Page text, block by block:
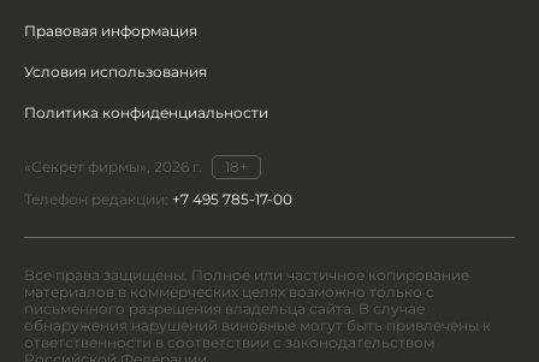
Правовая информация
Условия использования
Политика конфиденциальности
«Секрет фирмы», 2026 г.
18+
Телефон редакции: +7 495 785-17-00
Все права защищены. Полное или частичное копирование
материалов в коммерческих целях возможно только с
письменного разрешения владельца сайта. В случае
обнаружения нарушений виновные могут быть привлечены к
ответственности в соответствии с законодательством